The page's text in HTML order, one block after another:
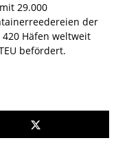
29.000
der
Häfen weltweit
befördert.